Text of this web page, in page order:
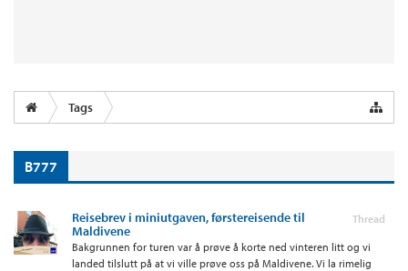
Tags
B777
Thread
Reisebrev i miniutgaven, førstereisende til
Maldivene
Bakgrunnen for turen var å prøve å korte ned vinteren litt og vi
landed tilslutt på at vi ville prøve oss på Maldivene. Vi la rimelig